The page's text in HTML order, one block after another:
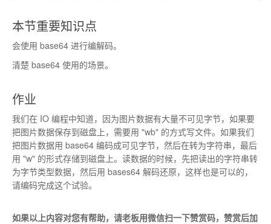
本节重要知识点
会使用 base64 进行编解码。
清楚 base64 使用的场景。
作业
我们在 IO 编程中知道，因为图片数据有大量不可见字节，如果要
把图片数据保存到磁盘上，需要用 "wb" 的方式写文件。如果我们
把图片数据用 base64 编码成可见字节，然后在转为字符串，最后
用 "w" 的形式存储到磁盘上。读数据的时候，先把读出的字符串转
为字节类型数据，然后用 bases64 解码还原，这样也是可以的，
请编码完成这个试验。
如果以上内容对您有帮助，请老板用微信扫一下赞赏码，赞赏后加